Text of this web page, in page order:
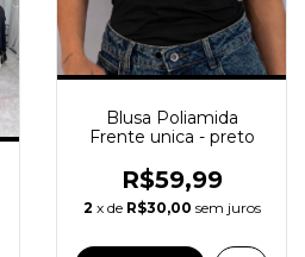
Blusa Poliamida
Frente unica - preto
R$59,99
2 x de R$30,00 sem juros